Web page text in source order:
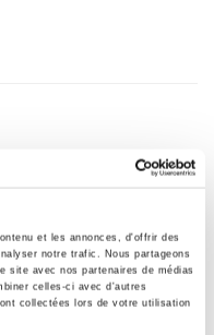
et les annonces, d'offrir des
notre trafic. Nous partageons
site avec nos partenaires de médias
celles-ci avec d'autres
collectées lors de votre utilisation